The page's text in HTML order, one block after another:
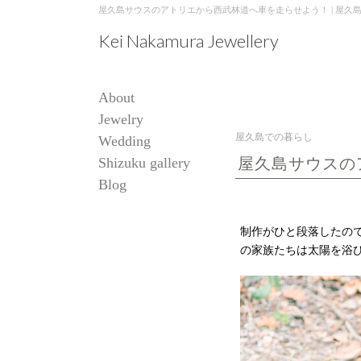
屋久島サウスのアトリエから西武林道へ車を走らせよう！ | 屋久
Kei Nakamura Jewellery
About
Jewelry
Wedding
Shizuku gallery
Blog
屋久島での暮らし
屋久島サウス
制作がひと段落したの
の家族たちは太陽を浴